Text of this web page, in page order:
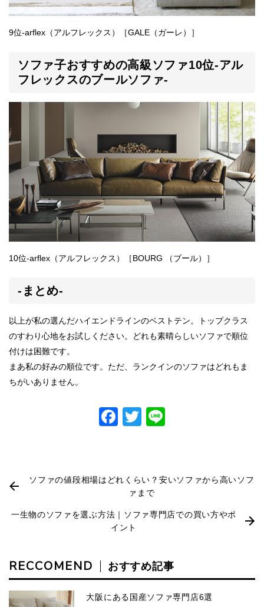
9位-arflex（アルフレックス）［GALE（ガーレ）］
ソファ子おすすめの高級ソファ10位-アル
フレックスのブールソファ-
10位-arflex（アルフレックス）［BOURG （ブール）］
-まとめ-
以上が私の選んだハイエンドラインのベストテン。トップクラス
のすわり心地をお試しください。どれも素晴らしいソファで順位
付けは困難です。
まあ私の好みの順位です。ただ、ランクインのソファはどれもま
ちがいありません。
Facebook
Twitter
ソファの値段相場はどれくらい？安いソファから高いソフ
ァまで
一生物のソファを選ぶ方法｜ソファ専門店での買い方やポ
イント
RECCOMEND おすすめ記事
大阪にある国産ソファ専門店6選